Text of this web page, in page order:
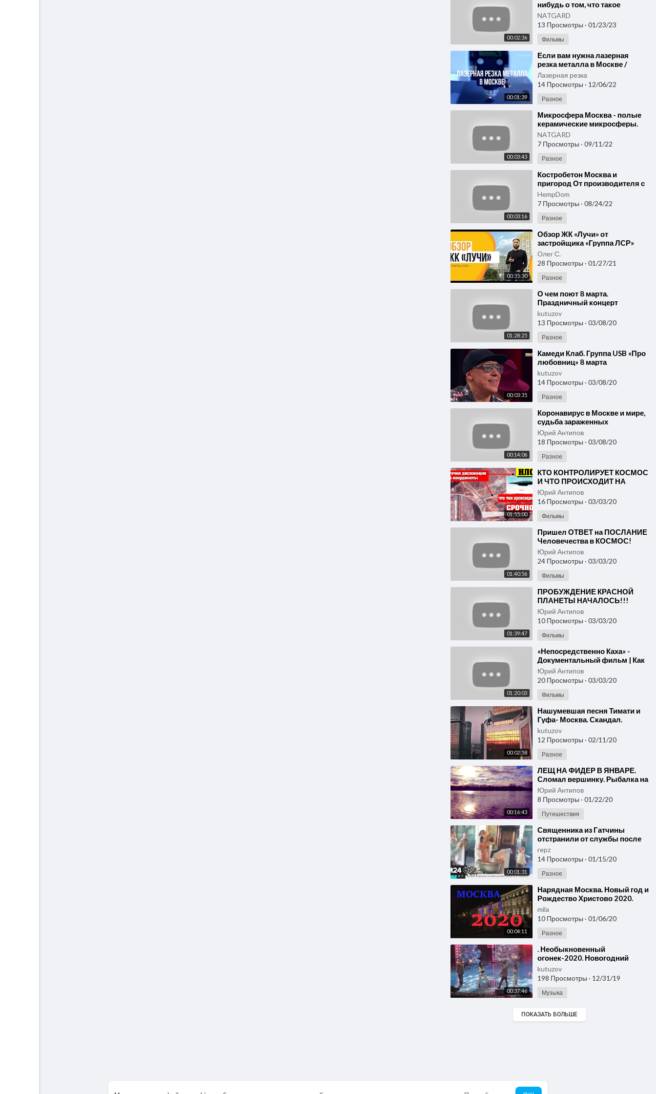
00:02:36
нибудь о том, что такое
настоящая «невесомость»?
Микросфера Москва
NATGARD
13 Просмотры · 01/23/23
Фильмы
00:01:39
⁣Если вам нужна лазерная
резка металла в Москве /
Лазерная резка Москва
Лазерная резка
14 Просмотры · 12/06/22
Разное
00:03:43
⁣Микросфера Москва - полые
керамические микросферы.
Мелкий сыпучий порошок /
natgard.ru
NATGARD
7 Просмотры · 09/11/22
Разное
00:03:16
⁣Костробетон Москва и
пригород От производителя с
максимальным качеством.
Доставкой и монтажом!
HempDom
7 Просмотры · 08/24/22
Разное
00:35:30
⁣Обзор ЖК «Лучи» от
застройщика «Группа ЛСР»
Олег С.
28 Просмотры · 01/27/21
Разное
01:28:25
⁣О чем поют 8 марта.
Праздничный концерт
kutuzov
13 Просмотры · 03/08/20
Разное
00:03:35
⁣Камеди Клаб. Группа USB «Про
любовниц» 8 марта
kutuzov
14 Просмотры · 03/08/20
Разное
00:14:06
⁣Коронавирус в Москве и мире,
судьба зараженных
пассажиров рейса Москва-
Пекин. Последние новости
Юрий Антипов
18 Просмотры · 03/08/20
Разное
01:55:00
⁣КТО КОНТРОЛИРУЕТ КОСМОС
И ЧТО ПРОИСХОДИТ НА
ОРБИТЕ!? 28.02.2020
ДОКУМЕНТАЛЬНЫЙ ФИЛЬМ
HD новинка кино
Юрий Антипов
16 Просмотры · 03/03/20
Фильмы
01:40:56
⁣Пришел ОТВЕТ на ПОСЛАНИЕ
Человечества в КОСМОС!
01.03.2020 Документальный
фильм hd новинка кино
Юрий Антипов
24 Просмотры · 03/03/20
Фильмы
01:39:47
⁣ПРОБУЖДЕНИЕ КРАСНОЙ
ПЛАНЕТЫ НАЧАЛОСЬ!!!
04.03.2020
ДОКУМЕНТАЛЬНЫЙ ФИЛЬМ
HD новинка кино
Юрий Антипов
10 Просмотры · 03/03/20
Фильмы
01:20:03
⁣«Непосредственно Каха» -
Документальный фильм | Как
создавали, о проблемах с
выходом кино
Юрий Антипов
20 Просмотры · 03/03/20
Фильмы
00:02:58
⁣Нашумевшая песня Тимати и
Гуфа- Москва. Скандал.
Удалённая песня
kutuzov
12 Просмотры · 02/11/20
Разное
00:16:43
⁣ЛЕЩ НА ФИДЕР В ЯНВАРЕ.
Сломал вершинку. Рыбалка на
Москва-реке.
Юрий Антипов
8 Просмотры · 01/22/20
Путешествия
00:01:31
⁣Священника из Гатчины
отстранили от службы после
инцидента с крещением
ребенка - Москва 24
repz
14 Просмотры · 01/15/20
Разное
00:04:11
⁣Нарядная Москва. Новый год и
Рождество Христово 2020.
mila
10 Просмотры · 01/06/20
Разное
00:37:46
⁣. Необыкновенный
огонек-2020. Новогодний
концерт-Крокус-
Москва-23.12.2019
kutuzov
198 Просмотры · 12/31/19
Музыка
ПОКАЗАТЬ БОЛЬШЕ